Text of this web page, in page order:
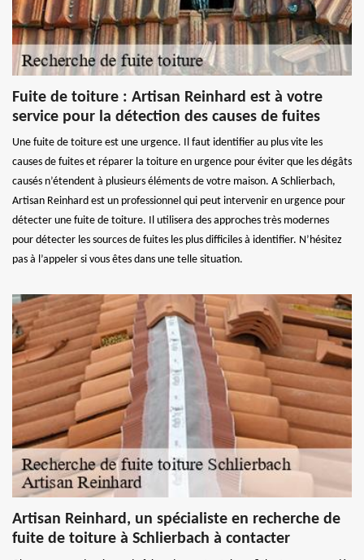
Fuite de toiture : Artisan Reinhard est à votre
service pour la détection des causes de fuites
Une fuite de toiture est une urgence. Il faut identifier au plus vite les
causes de fuites et réparer la toiture en urgence pour éviter que les dégâts
causés n’étendent à plusieurs éléments de votre maison. A Schlierbach,
Artisan Reinhard est un professionnel qui peut intervenir en urgence pour
détecter une fuite de toiture. Il utilisera des approches très modernes
pour détecter les sources de fuites les plus difficiles à identifier. N’hésitez
pas à l’appeler si vous êtes dans une telle situation.
Artisan Reinhard, un spécialiste en recherche de
fuite de toiture à Schlierbach à contacter